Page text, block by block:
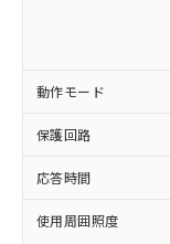
動作モード
保護回路
応答時間
使用周囲照度
※1 対応
対応
非含有に
す。